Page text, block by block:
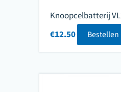
Knoopcelbatterij
€12.50 Bestellen